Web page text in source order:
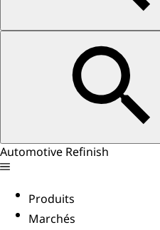
Automotive Refinish
Produits
Marchés